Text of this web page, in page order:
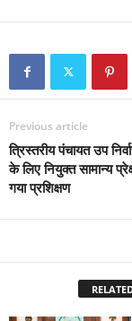
Previous article
त्रिस्तरीय पंचायत उप
के लिए नियुक्त सामान्य
गया प्रशिक्षण